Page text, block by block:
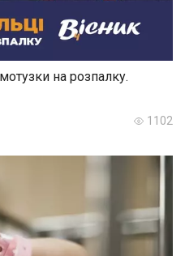
на розпалку.
1102